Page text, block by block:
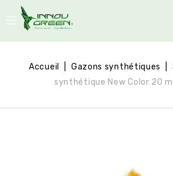
Accueil Gazons synthétiques
synthétique New Color 20